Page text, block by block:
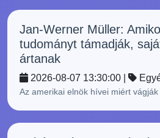
Jan-Werner Müller:
tudományt támadják,
ártanak
2026-08-07 13:30:00 |
Az amerikai elnök hívei miért